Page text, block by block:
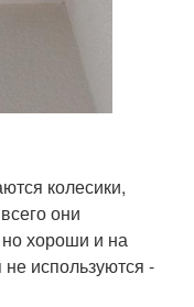
колесики,
они
хороши и на
используются -